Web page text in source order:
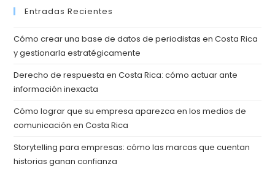
Entradas Recientes
Cómo crear una base de datos de periodistas en Costa Rica
y gestionarla estratégicamente
Derecho de respuesta en Costa Rica: cómo actuar ante
información inexacta
Cómo lograr que su empresa aparezca en los medios de
comunicación en Costa Rica
Storytelling para empresas: cómo las marcas que cuentan
historias ganan confianza